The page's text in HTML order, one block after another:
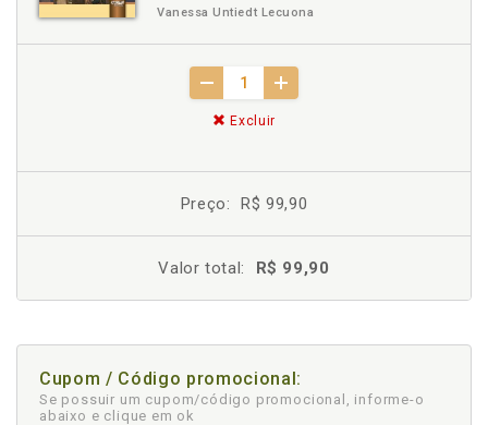
Vanessa Untiedt Lecuona
Excluir
Preço: R$ 99,90
Valor total: R$ 99,90
Cupom / Código promocional:
Se possuir um cupom/código promocional, informe-o
abaixo e clique em ok